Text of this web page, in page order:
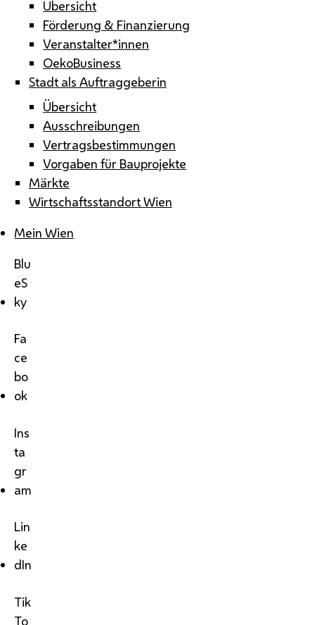
Übersicht
Förderung & Finanzierung
Veranstalter*innen
OekoBusiness
Stadt als Auftraggeberin
Übersicht
Ausschreibungen
Vertragsbestimmungen
Vorgaben für Bauprojekte
Märkte
Wirtschaftsstandort Wien
Mein Wien
Blu
eS
ky
Fa
ce
bo
ok
Ins
ta
gr
am
Lin
ke
dIn
Tik
To